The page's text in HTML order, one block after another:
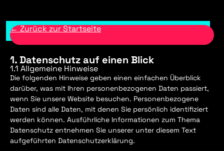
← Zurück zur Startseite
1. Datenschutz auf einen Blick
1.1 Allgemeine Hinweise
Die folgenden Hinweise geben einen einfachen Überblick
darüber, was mit Ihren personenbezogenen Daten passiert,
wenn Sie unsere Website besuchen. Personenbezogene
Daten sind alle Daten, mit denen Sie persönlich identifiziert
werden können. Ausführliche Informationen zum Thema
Datenschutz entnehmen Sie unserer unter diesem Text
aufgeführten Datenschutzerklärung.